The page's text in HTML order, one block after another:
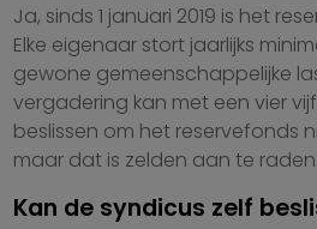
Ja, sinds 1 januari 2019 is het
Elke eigenaar stort jaarlijks
gewone gemeenschappelijke
vergadering kan met een vier
beslissen om het reservefonds
maar dat is zelden aan te raden.
Kan de syndicus zelf